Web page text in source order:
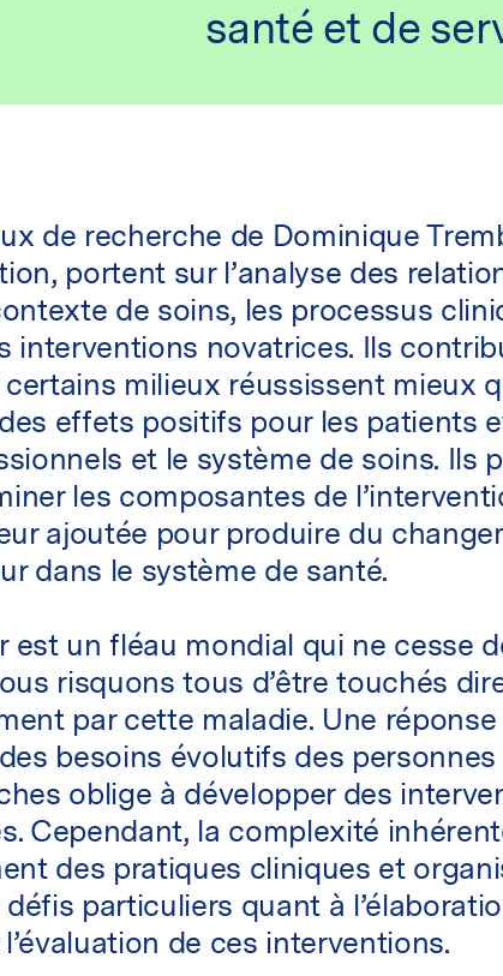
santé et de
de recherche de Dominique
portent sur l’analyse des
de soins, les processus
interventions novatrices. Ils
milieux réussissent mieux
effets positifs pour les patients
et le système de soins. Ils
les composantes de
ajoutée pour produire du
dans le système de santé.
est un fléau mondial qui ne cesse
risquons tous d’être touchés
par cette maladie. Une
besoins évolutifs des
oblige à développer des
Cependant, la complexité
des pratiques cliniques et
particuliers quant à
de ces interventions.